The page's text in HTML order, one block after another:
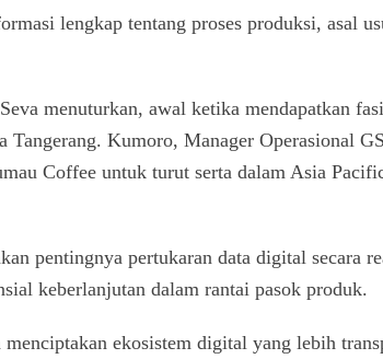
lengkap tentang proses produksi, asal
menuturkan, awal ketika mendapatkan
Kumoro, Manager Operasional
Coffee untuk turut serta dalam Asia
pentingnya pertukaran data digital secara
keberlanjutan dalam rantai pasok produk.
ekosistem digital yang lebih